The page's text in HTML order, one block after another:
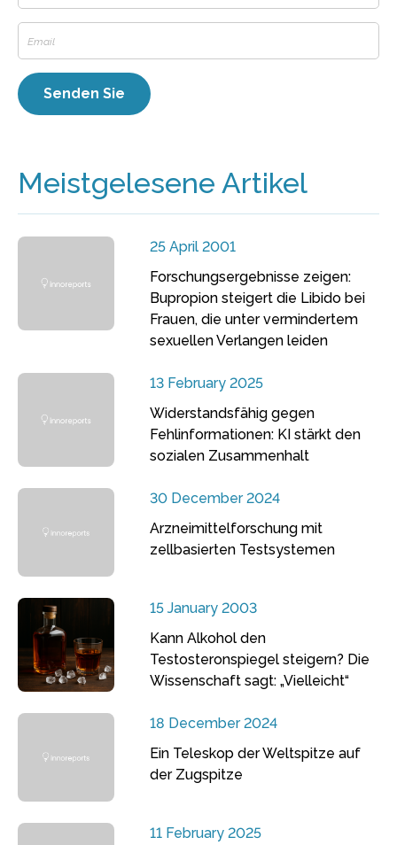
Meistgelesene Artikel
25 April 2001
Forschungsergebnisse zeigen:
Bupropion steigert die Libido bei
Frauen, die unter vermindertem
sexuellen Verlangen leiden
13 February 2025
Widerstandsfähig gegen
Fehlinformationen: KI stärkt den
sozialen Zusammenhalt
30 December 2024
Arzneimittelforschung mit
zellbasierten Testsystemen
15 January 2003
Kann Alkohol den
Testosteronspiegel steigern? Die
Wissenschaft sagt: „Vielleicht“
18 December 2024
Ein Teleskop der Weltspitze auf
der Zugspitze
11 February 2025